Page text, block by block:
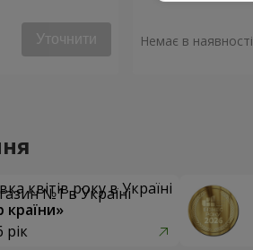
Уточнити Немає в наявності
квітів року в Україні
країни»
рік